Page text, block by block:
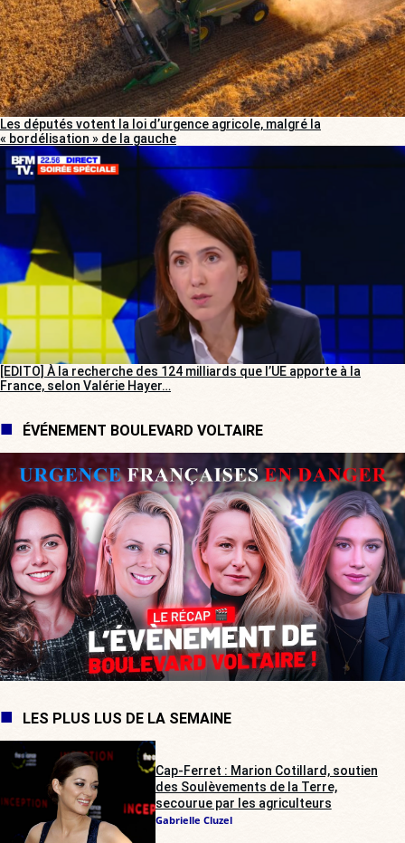
Les députés votent la loi d’urgence agricole, malgré la
« bordélisation » de la gauche
[EDITO] À la recherche des 124 milliards que l’UE apporte à la
France, selon Valérie Hayer…
ÉVÉNEMENT BOULEVARD VOLTAIRE
LES PLUS LUS DE LA SEMAINE
Cap-Ferret : Marion Cotillard, soutien
des Soulèvements de la Terre,
secourue par les agriculteurs
Gabrielle Cluzel